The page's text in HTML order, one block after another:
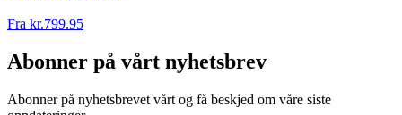
Fra kr.799.95
Abonner på vårt nyhetsbrev
Abonner på nyhetsbrevet vårt og få beskjed om våre siste